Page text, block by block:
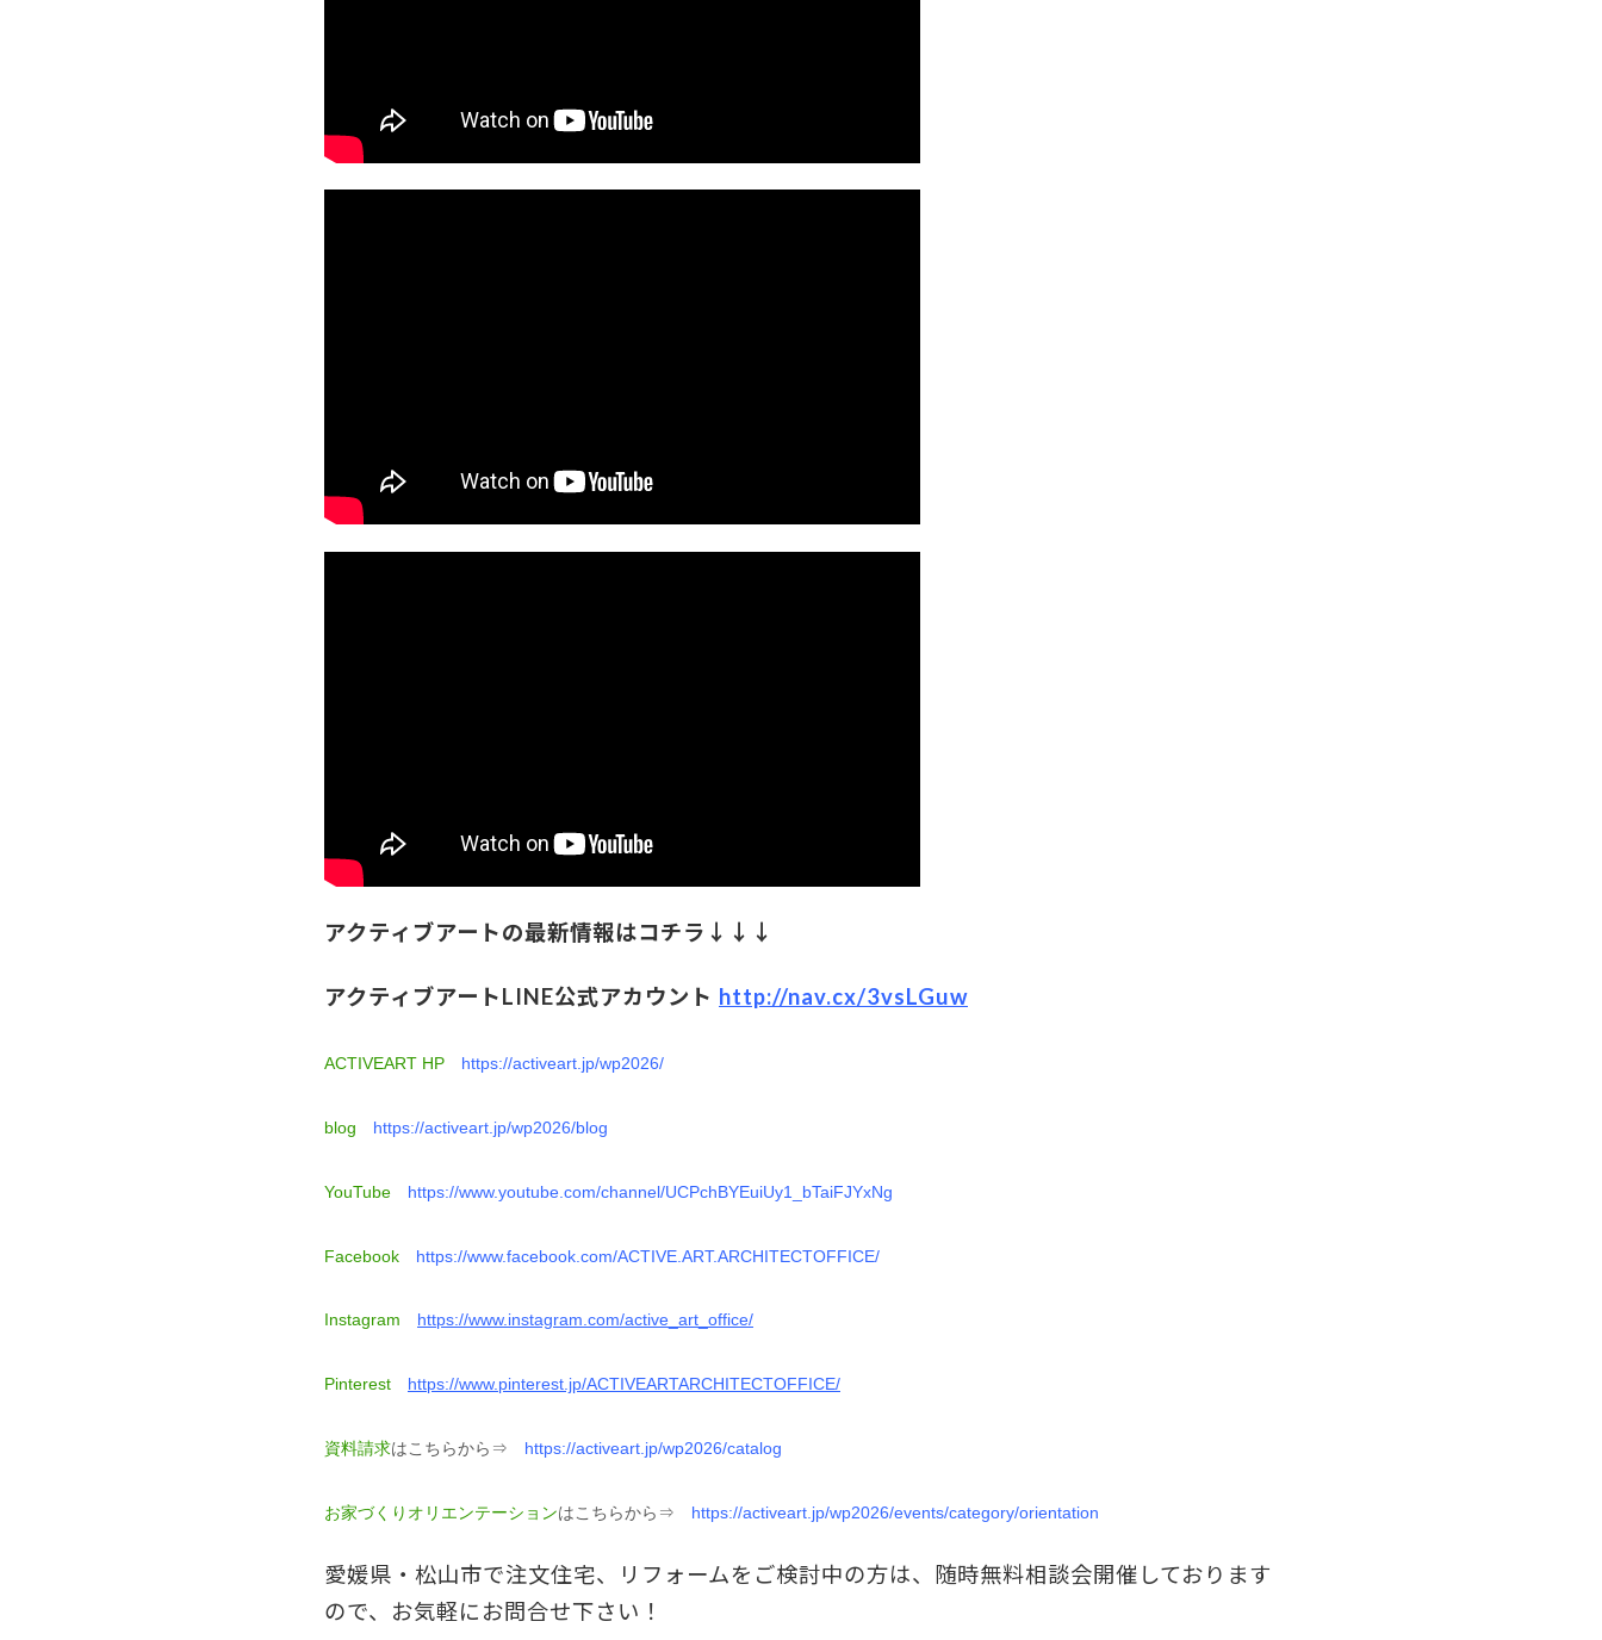
アクティブアートの最新情報はコチラ↓↓↓
アクティブアートLINE公式アカウント http://nav.cx/3vsLGuw
ACTIVEART HP https://activeart.jp/wp2026/
blog https://activeart.jp/wp2026/blog
YouTube https://www.youtube.com/channel/UCPchBYEuiUy1_bTaiFJYxNg
Facebook https://www.facebook.com/ACTIVE.ART.ARCHITECTOFFICE/
Instagram https://www.instagram.com/active_art_office/
Pinterest https://www.pinterest.jp/ACTIVEARTARCHITECTOFFICE/
資料請求はこちらから⇒ https://activeart.jp/wp2026/catalog
お家づくりオリエンテーションはこちらから⇒ https://activeart.jp/wp2026/events/category/orientation
愛媛県・松山市で注文住宅、リフォームをご検討中の方は、随時無料相談会開催しております
ので、お気軽にお問合せ下さい！